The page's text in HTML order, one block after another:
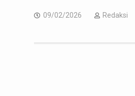
09/02/2026 Redaksi